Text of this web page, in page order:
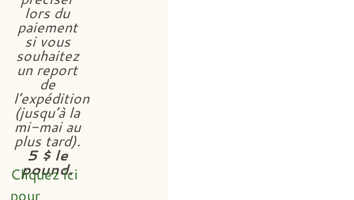
lors du
paiement
si vous
souhaitez
un report
de
l’expédition
(jusqu’à la
mi-mai au
plus tard).
5 $ le
pound.
Cliquez ici
pour